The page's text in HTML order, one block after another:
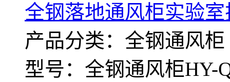
全钢落地通风柜实验
产品分类：全钢通风柜
型号：全钢通风柜HY-